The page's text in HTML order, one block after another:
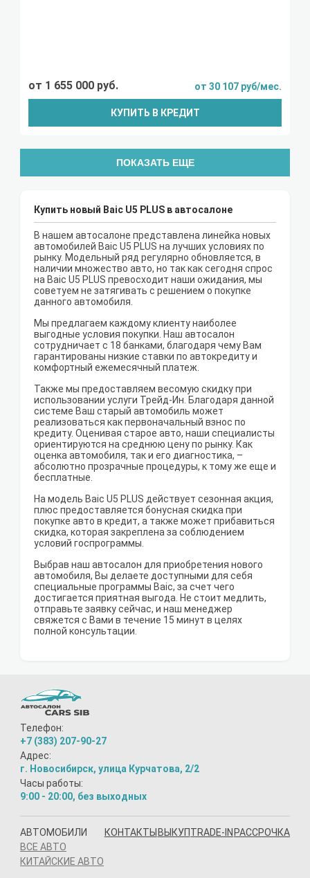
от 1 655 000 руб. от 30 107 руб/мес.
КУПИТЬ В КРЕДИТ
ПОКАЗАТЬ ЕЩЕ
Купить новый Baic U5 PLUS в автосалоне
В нашем автосалоне представлена линейка новых
автомобилей Baic U5 PLUS на лучших условиях по
рынку. Модельный ряд регулярно обновляется, в
наличии множество авто, но так как сегодня спрос
на Baic U5 PLUS превосходит наши ожидания, мы
советуем не затягивать с решением о покупке
данного автомобиля.
Мы предлагаем каждому клиенту наиболее
выгодные условия покупки. Наш автосалон
сотрудничает с 18 банками, благодаря чему Вам
гарантированы низкие ставки по автокредиту и
комфортный ежемесячный платеж.
Также мы предоставляем весомую скидку при
использовании услуги Трейд-Ин. Благодаря данной
системе Ваш старый автомобиль может
реализоваться как первоначальный взнос по
кредиту. Оценивая старое авто, наши специалисты
ориентируются на среднюю цену по рынку. Как
оценка автомобиля, так и его диагностика, –
абсолютно прозрачные процедуры, к тому же еще и
бесплатные.
На модель Baic U5 PLUS действует сезонная акция,
плюс предоставляется бонусная скидка при
покупке авто в кредит, а также может прибавиться
скидка, которая закреплена за соблюдением
условий госпрограммы.
Выбрав наш автосалон для приобретения нового
автомобиля, Вы делаете доступными для себя
специальные программы Baic, за счет чего
достигается приятная выгода. Не стоит медлить,
отправьте заявку сейчас, и наш менеджер
свяжется с Вами в течение 15 минут в целях
полной консультации.
Телефон:
+7 (383) 207-90-27
Адрес:
г. Новосибирск, улица Курчатова, 2/2
Часы работы:
9:00 - 20:00, без выходных
АВТОМОБИЛИ
ВСЕ АВТО
КИТАЙСКИЕ АВТО
КОНТАКТЫ ВЫКУПTRADE-IN РАССРОЧКА